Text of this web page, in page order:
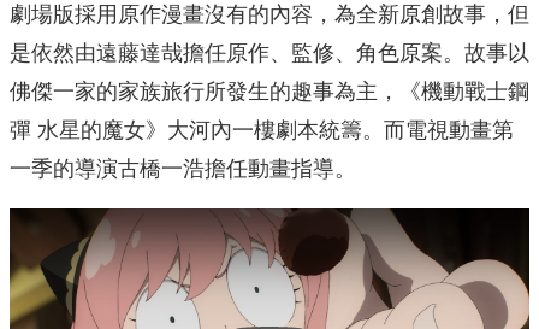
劇場版採用原作漫畫沒有的內容，為全新原創故事，但
是依然由遠藤達哉擔任原作、監修、角色原案。故事以
佛傑一家的家族旅行所發生的趣事為主，《機動戰士鋼
彈 水星的魔女》大河內一樓劇本統籌。而電視動畫第
一季的導演古橋一浩擔任動畫指導。